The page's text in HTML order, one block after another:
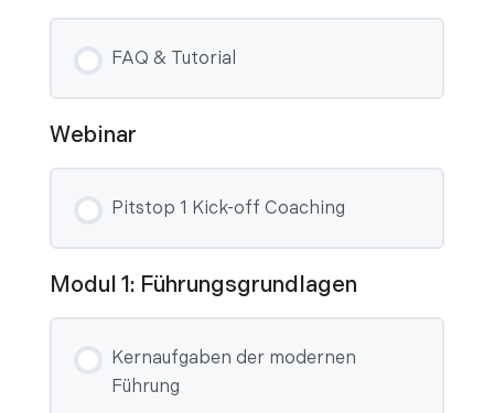
FAQ & Tutorial
Webinar
Pitstop 1 Kick-off Coaching
Modul 1: Führungsgrundlagen
Kernaufgaben der modernen
Führung